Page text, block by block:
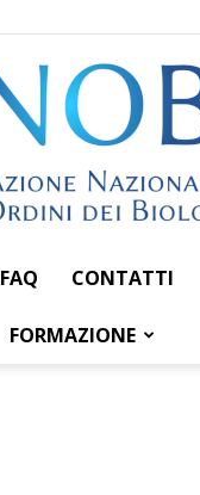
Federazione
FAQ CONTATTI
FORMAZIONE